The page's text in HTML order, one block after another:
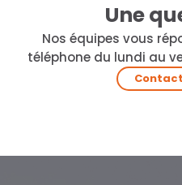
Une
Nos équipes vous
téléphone du lundi au